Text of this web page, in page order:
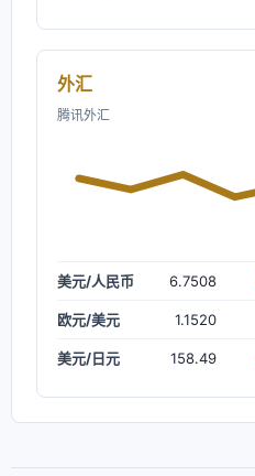
外汇
腾讯外汇
美元/人民币 6.7508
欧元/美元 1.1520
美元/日元 158.49